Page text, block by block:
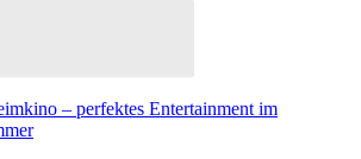
– perfektes Entertainment im